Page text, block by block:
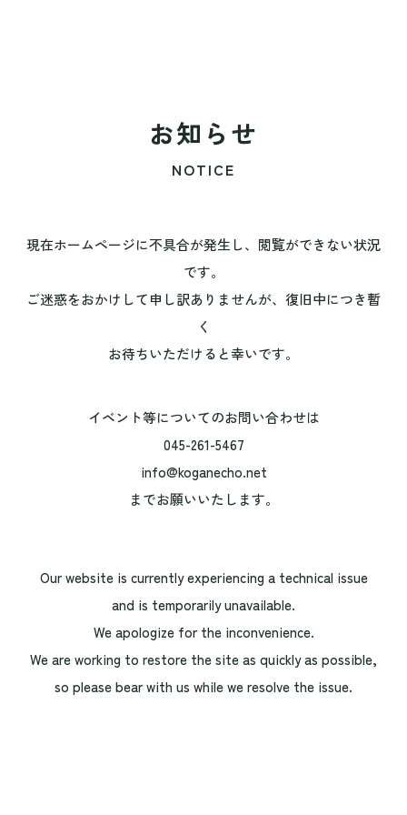
お知らせ
NOTICE
現在ホームページに不具合が発生し、閲覧ができない状況
です。
ご迷惑をおかけして申し訳ありませんが、復旧中につき暫
く
お待ちいただけると幸いです。
イベント等についてのお問い合わせは
045-261-5467
info@koganecho.net
までお願いいたします。
Our website is currently experiencing a technical issue
and is temporarily unavailable.
We apologize for the inconvenience.
We are working to restore the site as quickly as possible,
so please bear with us while we resolve the issue.